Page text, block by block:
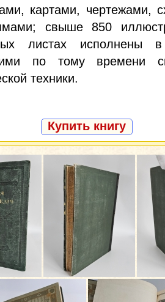
картами, чертежами,
свыше 850
листах исполнены в
по тому времени
техники.
Купить книгу